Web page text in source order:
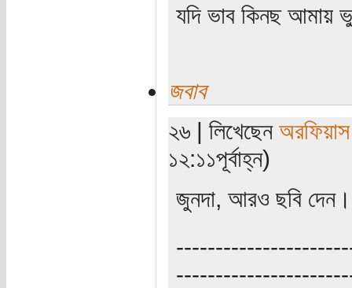
যদি ভাব কিনছ আমায়
জবাব
২৬ | লিখেছেন অরফিয়াস
১২:১১পূর্বাহ্ন)
জুনদা, আরও ছবি